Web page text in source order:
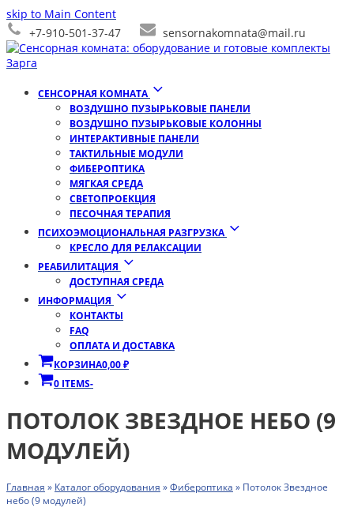
skip to Main Content
+7-910-501-37-47
sensornakomnata@mail.ru
СЕНСОРНАЯ КОМНАТА
ВОЗДУШНО ПУЗЫРЬКОВЫЕ ПАНЕЛИ
ВОЗДУШНО ПУЗЫРЬКОВЫЕ КОЛОННЫ
ИНТЕРАКТИВНЫЕ ПАНЕЛИ
ТАКТИЛЬНЫЕ МОДУЛИ
ФИБЕРОПТИКА
МЯГКАЯ СРЕДА
СВЕТОПРОЕКЦИЯ
ПЕСОЧНАЯ ТЕРАПИЯ
ПСИХОЭМОЦИОНАЛЬНАЯ РАЗГРУЗКА
КРЕСЛО ДЛЯ РЕЛАКСАЦИИ
РЕАБИЛИТАЦИЯ
ДОСТУПНАЯ СРЕДА
ИНФОРМАЦИЯ
КОНТАКТЫ
FAQ
ОПЛАТА И ДОСТАВКА
КОРЗИНА0,00₽
0 ITEMS-
ПОТОЛОК ЗВЕЗДНОЕ НЕБО (9
МОДУЛЕЙ)
Главная » Каталог оборудования »Фибероптика » Потолок Звездное
небо (9 модулей)